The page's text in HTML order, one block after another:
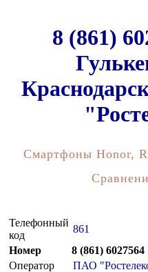
8 (861)
Смартфоны Honor,
Телефонный
код
861
Номер
8 (861) 6027564
Оператор
ПАО